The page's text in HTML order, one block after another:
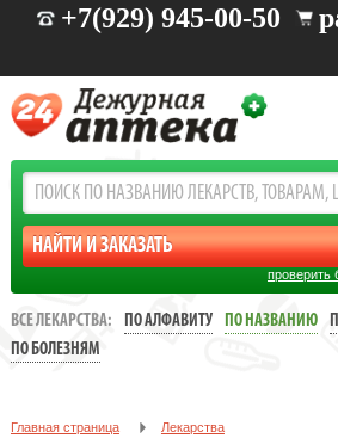
+7(929) 945-00-50
проверить
ВСЕ ЛЕКАРСТВА: ПО АЛФАВИТУ ПО НАЗВАНИЮ
ПО БОЛЕЗНЯМ
Главная страница Лекарства